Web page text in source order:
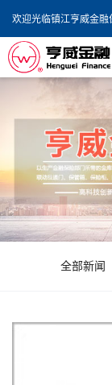
欢迎光临镇江亨威金融
全部新闻
10